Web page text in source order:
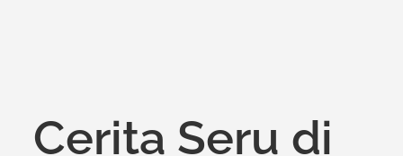
Cerita Seru di